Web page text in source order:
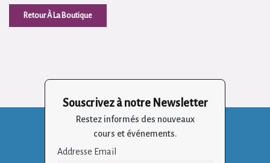
Retour À La Boutique
Souscrivez à notre Newsletter
Restez informés des nouveaux
cours et événements.
Addresse Email